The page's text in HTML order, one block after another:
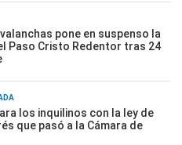
pone en suspenso la
Paso Cristo Redentor tras 24
los inquilinos con la ley de
que pasó a la Cámara de